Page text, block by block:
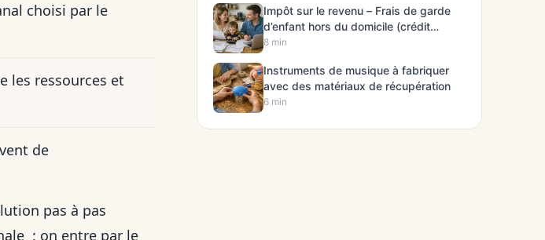
choisi par le
les ressources et
de
pas à pas
: on entre par le
Impôt sur le revenu – Frais de garde
d’enfant hors du domicile (crédit
d’impôt)
8 min
Instruments de musique à fabriquer
avec des matériaux de récupération
6 min